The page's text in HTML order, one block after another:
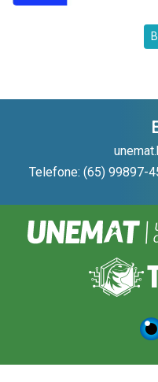
Telefone: (65) 99897-